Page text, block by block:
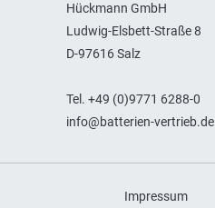
Hückmann GmbH
Ludwig-Elsbett-Straße 8
D-97616 Salz
Tel. +49 (0)9771 6288-0
info@batterien-vertrieb.de
Impressum